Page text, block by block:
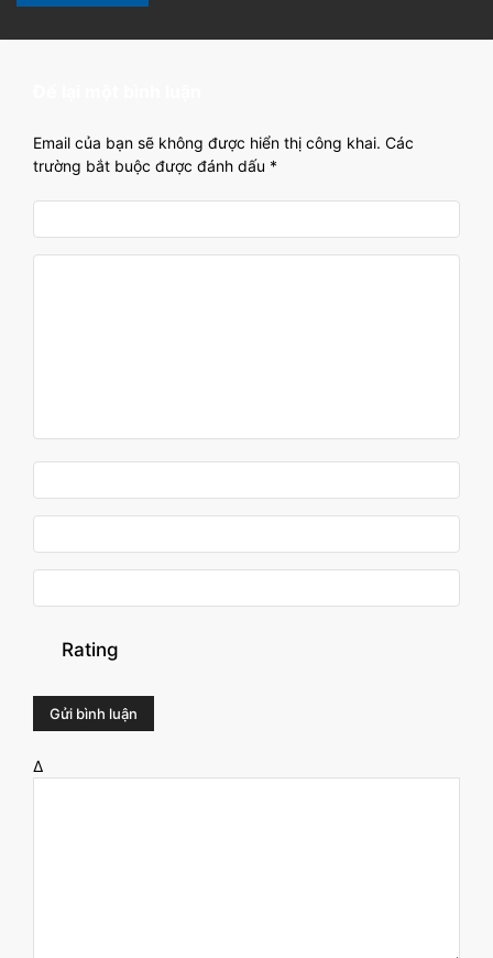
Email của bạn sẽ không được hiển thị công khai. Các
trường bắt buộc được đánh dấu *
Rating
Δ